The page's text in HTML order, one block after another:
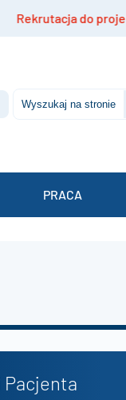
do projektu
PRACA
Pacjenta